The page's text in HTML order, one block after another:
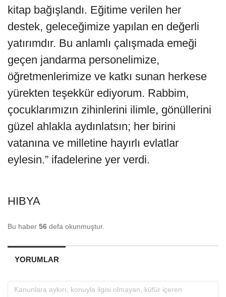
kitap bağışlandı. Eğitime verilen her
destek, geleceğimize yapılan en değerli
yatırımdır. Bu anlamlı çalışmada emeği
geçen jandarma personelimize,
öğretmenlerimize ve katkı sunan herkese
yürekten teşekkür ediyorum. Rabbim,
çocuklarımızın zihinlerini ilimle, gönüllerini
güzel ahlakla aydınlatsın; her birini
vatanına ve milletine hayırlı evlatlar
eylesin.” ifadelerine yer verdi.
HIBYA
Bu haber 56 defa okunmuştur.
YORUMLAR